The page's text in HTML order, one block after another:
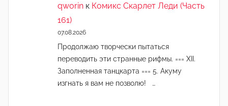
qworin к Комикс Скарлет Леди (Часть
161)
07.08.2026
Продолжаю творчески пытаться
переводить эти странные рифмы. === XII.
Заполненная танцкарта === 5. Акуму
изгнать я вам не позволю! …